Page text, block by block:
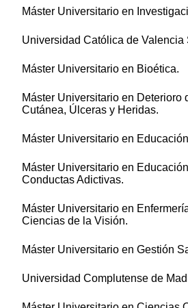
Máster Universitario en
Universidad Católica de Valencia
Máster Universitario en Bioética.
Máster Universitario en Deterioro
Cutánea, Úlceras y Heridas.
Máster Universitario en
Máster Universitario en
Conductas Adictivas.
Máster Universitario en
Ciencias de la Visión.
Máster Universitario en Gestión
Universidad Complutense de